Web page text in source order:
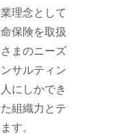
理念として
保険を取扱
まのニーズ
サルティン
にしかでき
組織力とテ
す。